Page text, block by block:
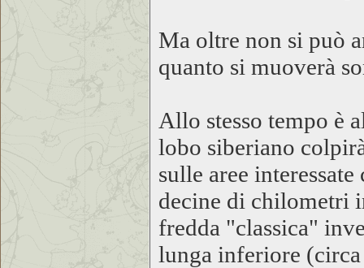
Ma oltre non si può
quanto si muoverà
Allo stesso tempo è
lobo siberiano
sulle aree
decine di chilometri
fredda "classica"
lunga inferiore